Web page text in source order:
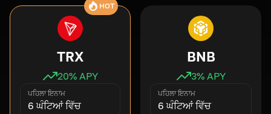
HOT
TRX
20% APY
ਪਹਿਲਾ ਇਨਾਮ
6 ਘੰਟਿਆਂ ਵਿੱਚ
BNB
3% APY
ਪਹਿਲਾ ਇਨਾਮ
6 ਘੰਟਿਆਂ ਵਿੱਚ